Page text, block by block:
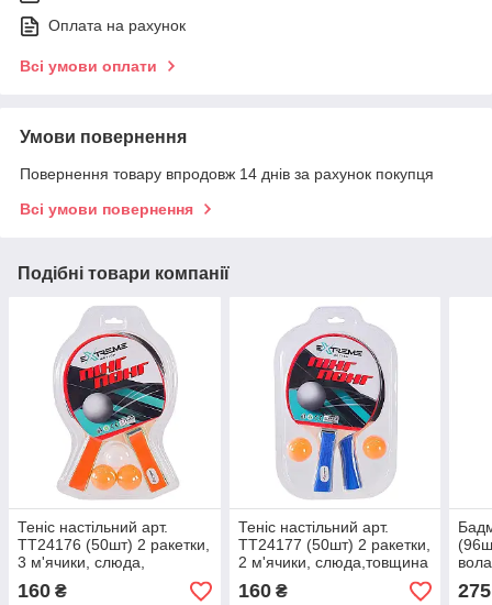
Оплата на рахунок
Всі умови оплати
Умови повернення
Повернення товару впродовж 14 днів за рахунок покупця
Всі умови повернення
Подібні товари компанії
Теніс настільний арт.
TT24176 (50шт) 2 ракетки,
3 м'ячики, слюда,
товщина 7 мм
160 ₴
Теніс настільний арт.
TT24177 (50шт) 2 ракетки,
2 м'ячики, слюда,товщина
1 см
160₴ 275